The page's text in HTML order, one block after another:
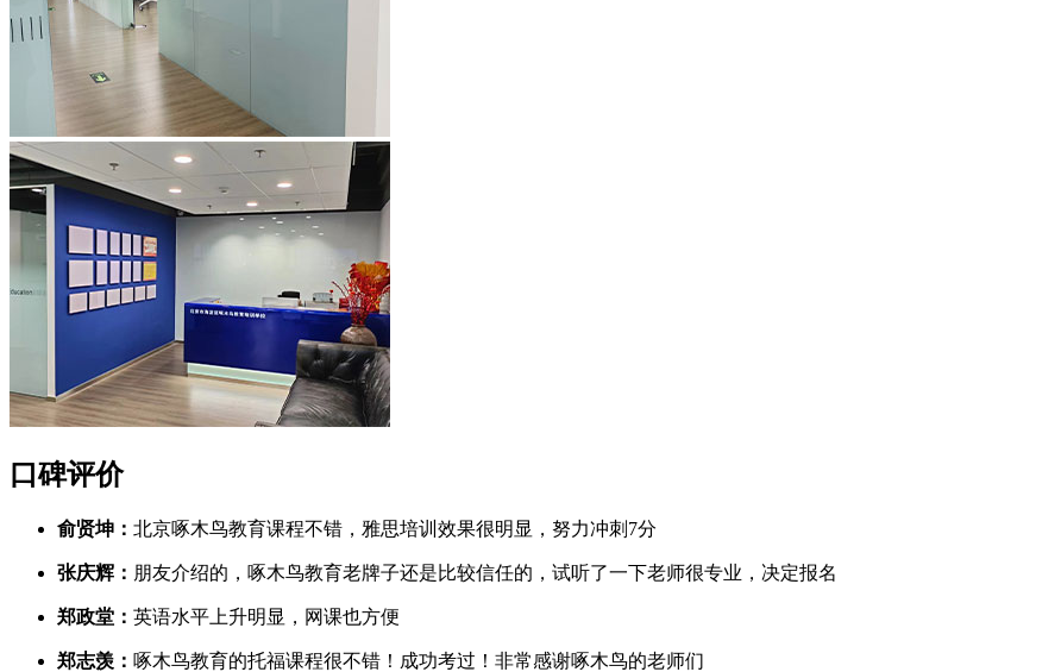
口碑评价
俞贤坤： 北京啄木鸟教育课程不错，雅思培训效果很明显，努力冲刺7分
张庆辉： 朋友介绍的，啄木鸟教育老牌子还是比较信任的，试听了一下老师很专业，决定报名
郑政堂： 英语水平上升明显，网课也方便
郑志羡： 啄木鸟教育的托福课程很不错！成功考过！非常感谢啄木鸟的老师们